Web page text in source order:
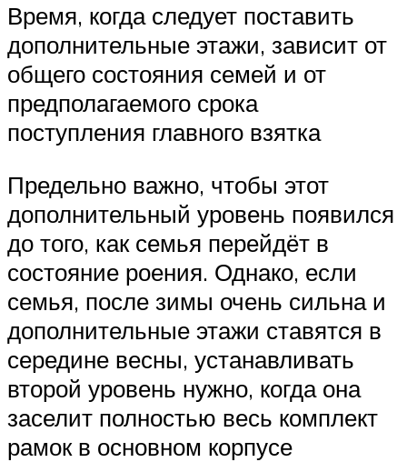
Время, когда следует поставить
дополнительные этажи, зависит от
общего состояния семей и от
предполагаемого срока
поступления главного взятка
Предельно важно, чтобы этот
дополнительный уровень появился
до того, как семья перейдёт в
состояние роения. Однако, если
семья, после зимы очень сильна и
дополнительные этажи ставятся в
середине весны, устанавливать
второй уровень нужно, когда она
заселит полностью весь комплект
рамок в основном корпусе